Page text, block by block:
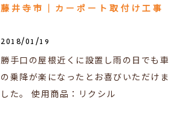
藤井寺市｜カーポート取付け工事
2018/01/19
勝手口の屋根近くに設置し雨の日でも車
の乗降が楽になったとお喜びいただけま
した。 使用商品：リクシル